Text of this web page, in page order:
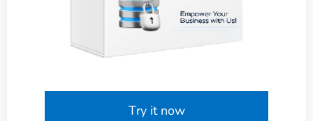
Try it now